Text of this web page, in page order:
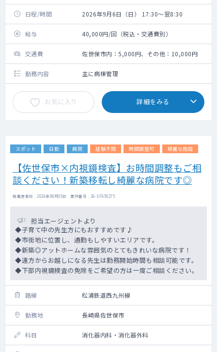
日程/時間 2026年9月6日（日） 17:30～翌8:30
給与 40,000円/回（税込・交通費別）
交通費 佐世保市内：5,000円、その他：10,000円
勤務内容 主に病棟管理
お気に入り 詳細をみる
スポット 日勤 病院 経験不問 時間調整可 綺麗な施設
【佐世保市×内視鏡検査】お時間調整もご相
談ください！新築移転し綺麗な病院です◎
掲載更新日 : 2026年08月05日 案件番号 : 26-SF650275
担当エージェントより
◆子育て中の先生方にもおすすめです♪
◆市街地に位置し、通勤もしやすいエリアです。
◆新築◎アットホームな雰囲気のとてもきれいな病院です！
◆遠方からお越しになる先生は勤務開始時間も相談可能です。
◆下部内視鏡検査の免除をご希望の方は一度ご相談ください。
路線 松浦鉄道西九州線
勤務地 長崎県佐世保市
科目 消化器内科・消化器外科